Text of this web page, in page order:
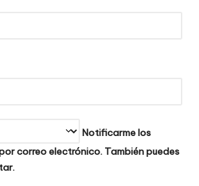
Notificarme los
correo electrónico. También puedes